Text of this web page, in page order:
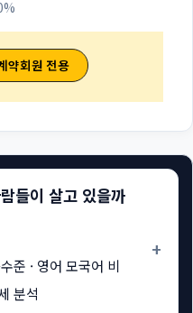
약회원 전용
들이 살고 있을까
준 · 영어 모국어 비
분석
+